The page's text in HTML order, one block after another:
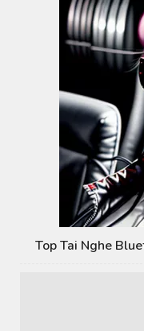
Top Tai Nghe